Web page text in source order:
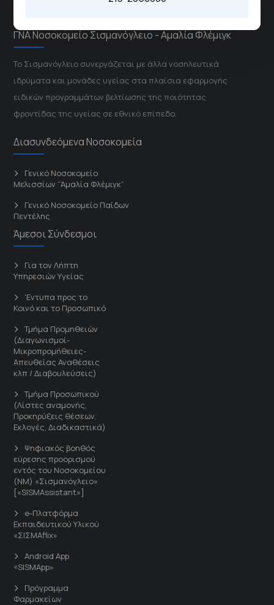
ΓΝΑ Νοσοκομείο Σισμανόγλειο - Αμαλία Φλέμιγκ
Το Σισμανόγλειο συνεργάζεται με άλλα νοσηλευτικά
ιδρύματα και μονάδες υγείας στα πλαίσια εφαρμογής
ειδικών προγραμμάτων βελτίωσης της ποιότητας
φροντίδας της υγείας σε εθνικό επίπεδο.
Διασυνδεόμενα Νοσοκομεία
Γενικό Νοσοκομείο
Μελισσίων “Άμαλία Φλέμιγκ”
Γενικό Νοσοκομείο Παίδων
Πεντέλης
Άμεσοι Σύνδεσμοι
Για τον Λήπτη
Υπηρεσιών Υγείας
'Εντυπα προς το
Κοινό και το Προσωπικό
Τμήμα Προμηθειών
(Διαγωνισμοί-
Μικροπρομήθειες-
Απευθείας Αναθέσεις
κλπ / Διαβουλεύσεις)
Τμήμα Προσωπικού
(Λίστες αναμονής,
Προκηρύξεις θέσεων,
Εκλογές, Διαδικαστικά)
Ψηφιακός βοηθός
εύρεσης προορισμού
εντός του Νοσοκομείου
(ΝΜ) «Σισμανόγλειο»
[«SISMAssistant»]
e-Πλατφόρμα
Εκπαιδευτικού Υλικού
«ΣΙΣΜΑflix»
Android App
«SISMApp»
Πρόγραμμα
Φαρμακείων